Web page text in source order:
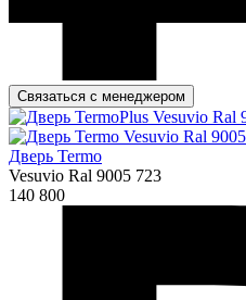
Связаться с менеджером
Дверь Termo
Vesuvio Ral 9005 723
140 800